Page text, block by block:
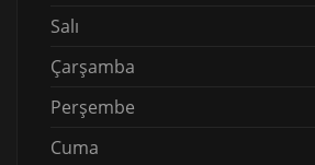
Salı
Çarşamba
Perşembe
Cuma